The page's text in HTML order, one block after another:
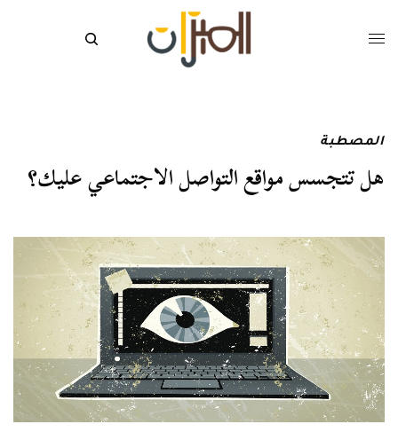
المصطبة
هل تتجسس مواقع التواصل الاجتماعي عليك؟